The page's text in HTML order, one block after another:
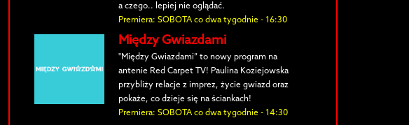
a czego.. lepiej nie oglądać.
Premiera: SOBOTA co dwa tygodnie - 16:30
Między Gwiazdami
"Między Gwiazdami” to nowy program na
antenie Red Carpet TV! Paulina Koziejowska
przybliży relacje z imprez, życie gwiazd oraz
pokaże, co dzieje się na ściankach!
Premiera: SOBOTA co dwa tygodnie - 14:30